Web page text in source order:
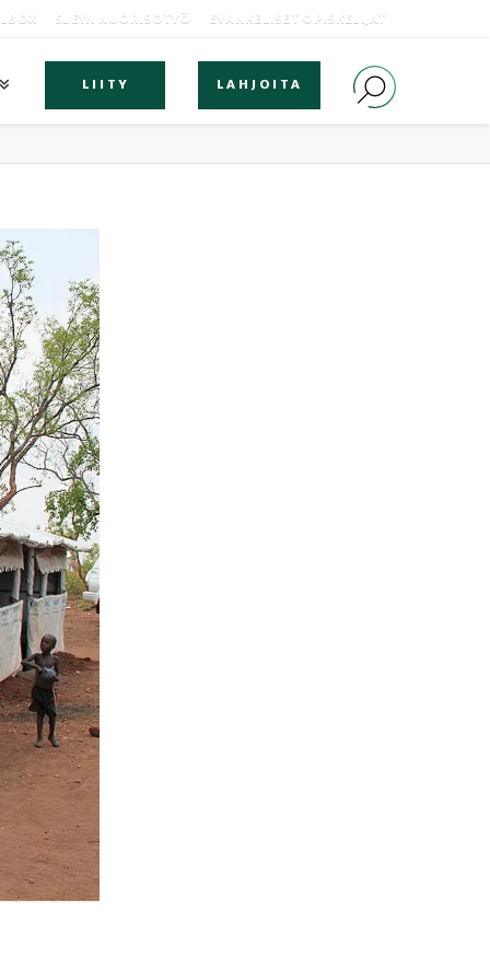
SLEYN NUORISOTYÖ EVANKELISET OPISKELIJAT
LIITY LAHJOITA